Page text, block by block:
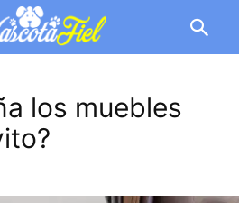
los muebles